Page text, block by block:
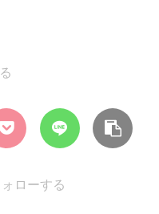
ローする